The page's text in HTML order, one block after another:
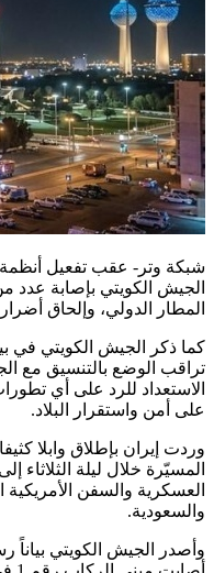
شبكة وتر- عقب تفعيل أنظمة
الجيش الكويتي بإصابة عدد
المطار الدولي، وإلحاق
كما ذكر الجيش الكويتي
تراقب الوضع بالتنسيق مع
الاستعداد للرد على أي
على أمن واستقرار البلاد.
وردت إيران بإطلاق وابلا
المسيّرة خلال ليلة الثلاثاء
العسكرية والسفن
والسعودية.
وأصدر الجيش الكويتي بياناً